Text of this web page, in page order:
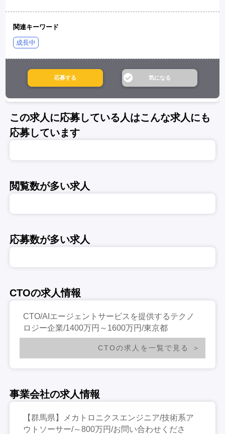
関連キーワード
成長中
この求人に応募している人はこんな求人にも
応募しています
閲覧数が多い求人
応募数が多い求人
CTOの求人情報
CTO/AIエージェントサービスを提供するテクノ
ロジー企業/1400万円～1600万円/東京都
CTOの求人を一覧で見る
事業会社の求人情報
【群馬県】メカトロニクスエンジニア/技術系ア
ウトソーサー/～800万円/お問い合わせくださ